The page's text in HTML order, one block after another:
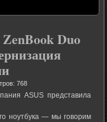
Duo
768
ASUS представила
ноутбука — мы говорим